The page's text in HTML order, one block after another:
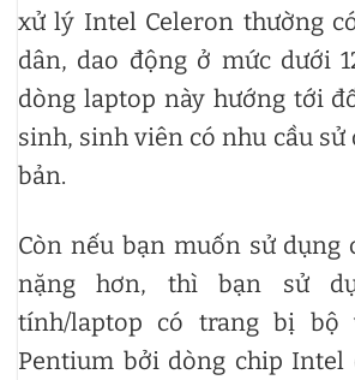
xử lý Intel Celeron thường
dân, dao động ở mức dưới
dòng laptop này hướng tới
sinh, sinh viên có nhu cầu sử
bản.
Còn nếu bạn muốn sử dụng
nặng hơn, thì bạn sử
tính/laptop có trang bị
Pentium bởi dòng chip Intel